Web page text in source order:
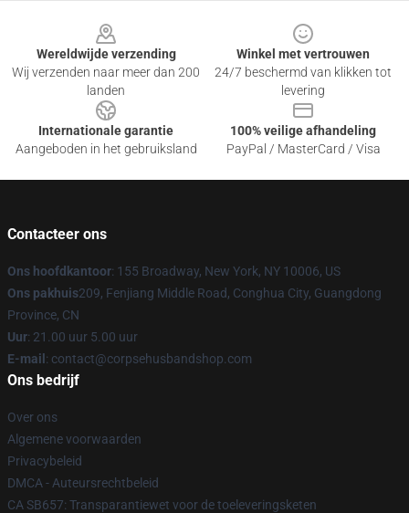
Wereldwijde verzending
Wij verzenden naar meer dan 200
landen
Winkel met vertrouwen
24/7 beschermd van klikken tot
levering
Internationale garantie
Aangeboden in het gebruiksland
100% veilige afhandeling
PayPal / MasterCard / Visa
Contacteer ons
Ons hoofdkantoor: 155 Broadway, New York, NY 10006, US
Ons pakhuis209, Fenjiang Middle Road, Conghua City, Guangdong
Province, CN
Uur: 21.00 uur 5.00 uur
E-mail : contact@corpsehusbandshop.com
Ons bedrijf
Over ons
Algemene voorwaarden
Privacybeleid
DMCA - Auteursrechtbeleid
CA SB657: Transparantiewet voor de toeleveringsketen